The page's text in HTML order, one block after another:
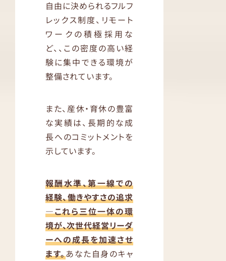
自由に決められるフルフ
レックス制度、リモート
ワークの積極採用な
ど、、この密度の高い経
験に集中できる環境が
整備されています。
また、産休・育休の豊富
な実績は、長期的な成
長へのコミットメントを
示しています。
報酬水準、第一線での
経験、働きやすさの追求
—これら三位一体の環
境が、次世代経営リーダ
ーへの成長を加速させ
ます。あなた自身のキャ